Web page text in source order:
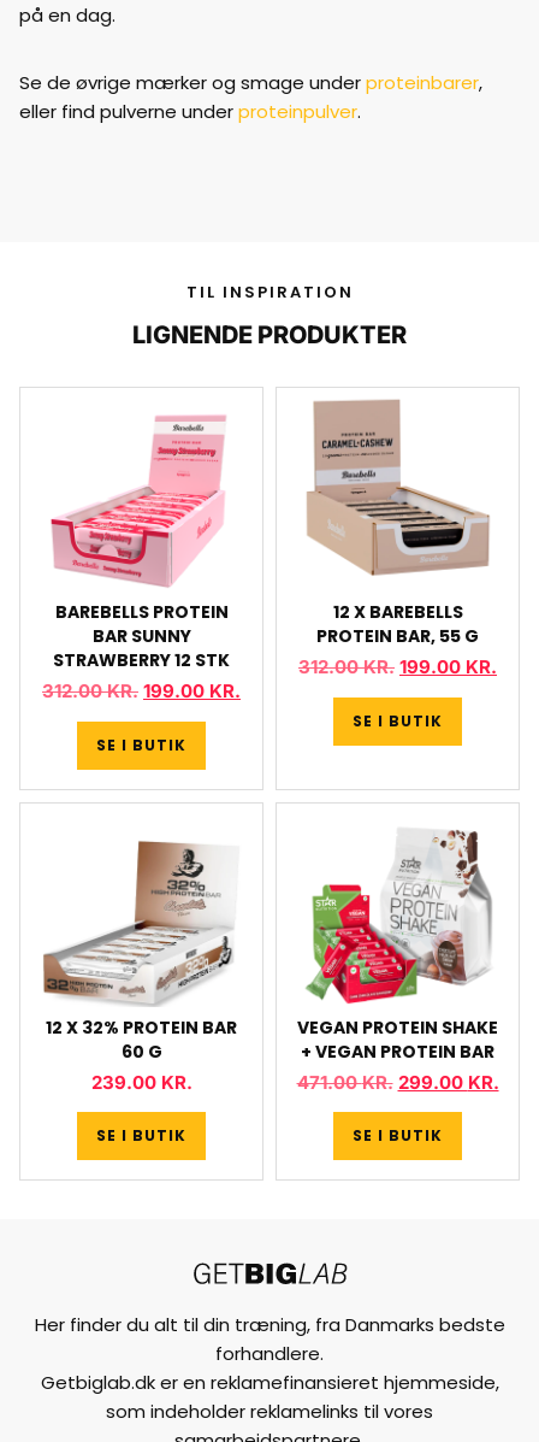
på en dag.
Se de øvrige mærker og smage underproteinbarer,
eller find pulverne underproteinpulver.
TIL INSPIRATION
LIGNENDE PRODUKTER
BAREBELLS PROTEIN
BAR SUNNY
STRAWBERRY 12 STK
312.00KR. 199.00 KR.
SE I BUTIK
12 X BAREBELLS
PROTEIN BAR, 55 G
312.00KR. 199.00 KR.
SE I BUTIK
12 X 32% PROTEIN BAR
60 G
239.00 KR.
SE I BUTIK
VEGAN PROTEIN SHAKE
+ VEGAN PROTEIN BAR
471.00KR. 299.00 KR.
SE I BUTIK
Her finder du alt til din træning, fra Danmarks bedste
forhandlere.
Getbiglab.dk er en reklamefinansieret hjemmeside,
som indeholder reklamelinks til vores